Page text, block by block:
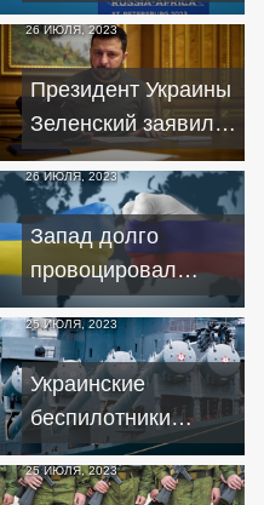
поставит зерно в
Африку через 3-4
месяца
26 ИЮЛЯ, 2023
Президент Украины
Зеленский заявил
об усилении систем
ПВО в стране
26 ИЮЛЯ, 2023
Запад долго
провоцировал
Россию и пустил
Украину на убой –
постпред Эритреи
25 ИЮЛЯ, 2023
Украинские
беспилотники
попытались
атаковать корабль
25 ИЮЛЯ, 2023